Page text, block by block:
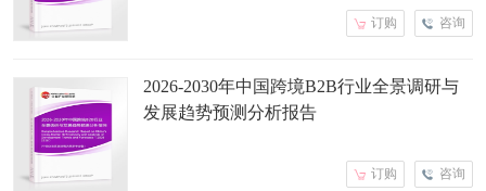
咨询
订购
2026-2030年中国跨境B2B行业全景调研与
发展趋势预测分析报告
咨询
订购